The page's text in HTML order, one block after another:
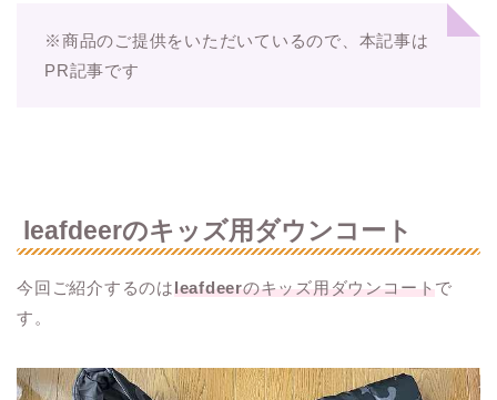
※商品のご提供をいただいているので、本記事は
PR記事です
leafdeerのキッズ用ダウンコート
今回ご紹介するのはleafdeerのキッズ用ダウンコート で
す。